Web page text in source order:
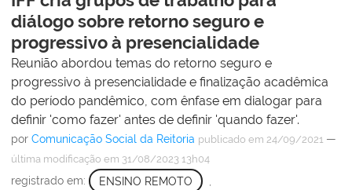
diálogo sobre retorno seguro e
progressivo à presencialidade
Reunião abordou temas do retorno seguro e
progressivo à presencialidade e finalização acadêmica
do período pandêmico, com ênfase em dialogar para
definir 'como fazer' antes de definir 'quando fazer'.
por Comunicação Social da Reitoria publicado em 24/09/2021 —
última modificação em 31/08/2023 13h04
registrado em: ENSINO REMOTO